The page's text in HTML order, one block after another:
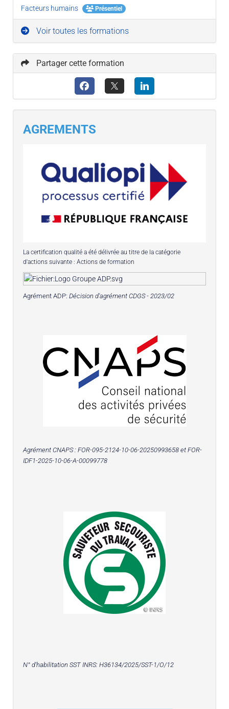
Facteurs humains Présentiel
Voir toutes les formations
Partager cette formation
AGREMENTS
La certification qualité a été délivrée au titre de la catégorie
d'actions suivante : Actions de formation
Agrément ADP: Décision d'agrément CDGS - 2023/02
Agrément CNAPS : FOR-095-2124-10-06-20250993658 et FOR-
IDF1-2025-10-06-A-00099778
N° d'habilitation SST INRS: H36134/2025/SST-1/O/12